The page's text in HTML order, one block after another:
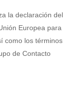
la declaración del
Europea para
como los términos
de Contacto